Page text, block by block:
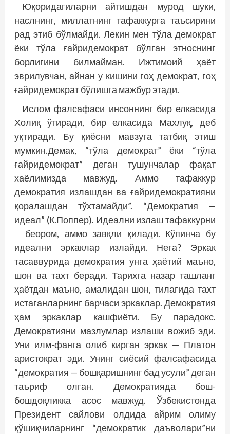
Юқоридагиларни айтишдан мурод шуки,
наслнинг, миллатнинг тафаккурга таъсирини
рад этиб бўлмайди. Лекин мен тўла демократ
ёки тўла ғайридемократ бўлган этноснинг
борлигини билмайман. Ижтимоий ҳаёт
эврилувчан, айнан у кишини гоҳ демократ, гоҳ
ғайридемократ бўлишга мажбур этади.
Ислом фалсафаси инсоннинг бир елкасида
Холиқ ўтиради, бир елкасида Махлуқ, деб
уқтиради. Бу қиёсни мавзуга татбиқ этиш
мумкин.Демак, “тўла демократ” ёки “тўла
ғайридемократ” деган тушунчалар фақат
хаёлимизда мавжуд. Аммо тафаккур
демократия излашдан ва ғайридемократияни
қоралашдан тўхтамайди”. “Демократия —
идеал” (К.Поппер). Идеални излаш тафаккурни
беором, аммо завқли қилади. Кўпинча бу
идеални эркаклар излайди. Нега? Эркак
тасаввурида демократия унга ҳаётий маъно,
шон ва тахт беради. Тарихга назар ташланг
ҳаётдан маъно, амалидан шон, тилагида тахт
истаганларнинг барчаси эркаклар. Демократия
ҳам эркаклар кашфиёти. Бу парадокс.
Демократияни мазлумлар излаши вожиб эди.
Уни илм-фанга олиб кирган эркак — Платон
аристократ эди. Унинг сиёсий фалсафасида
“демократия — бошқаришнинг бад усули” деган
таъриф олган. Демократияда бош-
бошдоқликка асос мавжуд. Ўзбекистонда
Президент сайлови олдида айрим олиму
қўшиқчиларнинг “демократик даъволари”ни